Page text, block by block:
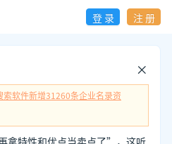
登 录 注 册
索软件新增31260条企业名录资
拿特性和优点当卖点了”，这听